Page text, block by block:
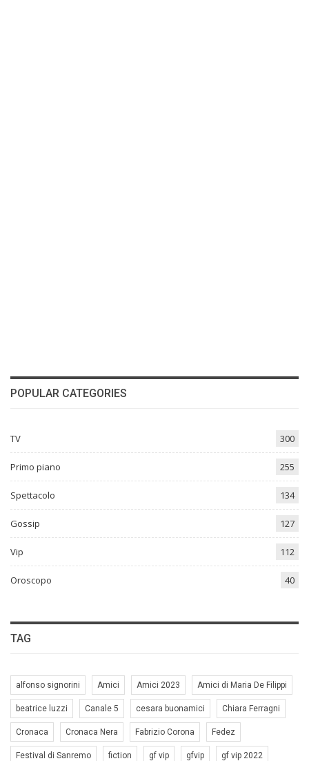
POPULAR CATEGORIES
TV 300
Primo piano 255
Spettacolo 134
Gossip 127
Vip 112
Oroscopo 40
TAG
alfonso signorini Amici Amici 2023 Amici di Maria De Filippi
beatrice luzzi Canale 5 cesara buonamici Chiara Ferragni
Cronaca Cronaca Nera Fabrizio Corona Fedez
Festival di Sanremo fiction gf vip gfvip gf vip 2022